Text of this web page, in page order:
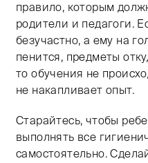
правило, которым
родители и педагоги.
безучастно, а ему на
пенится, предметы
то обучения не
не накапливает опыт.
Старайтесь, чтобы
выполнять все
самостоятельно.